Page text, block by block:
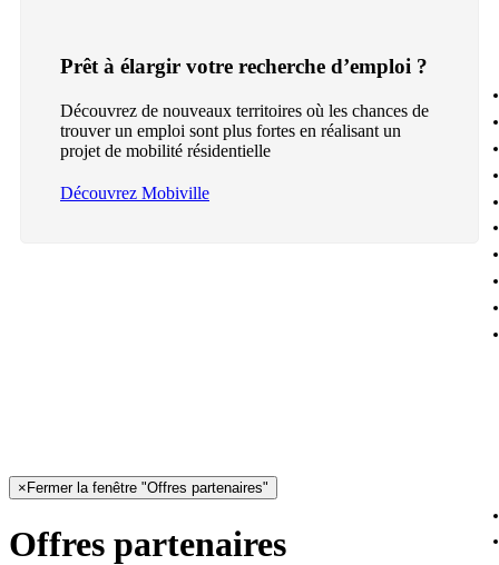
Prêt à élargir votre recherche d’emploi ?
Découvrez de nouveaux territoires où les chances de
trouver un emploi sont plus fortes en réalisant un
projet de mobilité résidentielle
Découvrez Mobiville
× Fermer la fenêtre "Offres partenaires"
Offres partenaires